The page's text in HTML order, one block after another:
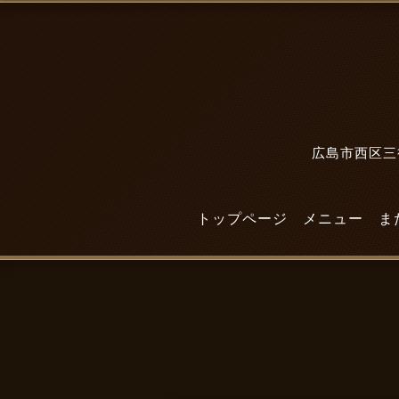
広島市西区
トップページ メニュー ま